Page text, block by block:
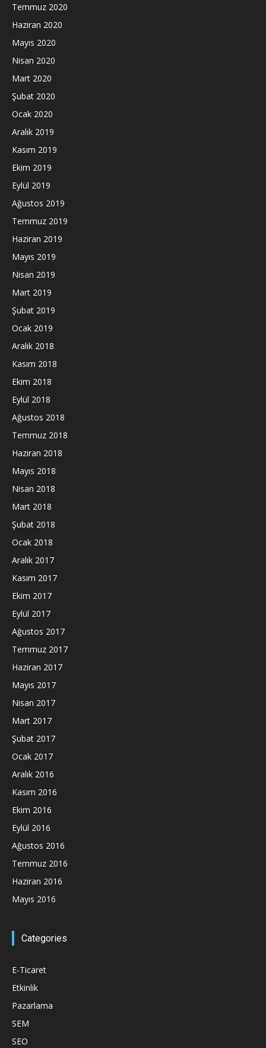
Temmuz 2020
Haziran 2020
Mayıs 2020
Nisan 2020
Mart 2020
Şubat 2020
Ocak 2020
Aralık 2019
Kasım 2019
Ekim 2019
Eylül 2019
Ağustos 2019
Temmuz 2019
Haziran 2019
Mayıs 2019
Nisan 2019
Mart 2019
Şubat 2019
Ocak 2019
Aralık 2018
Kasım 2018
Ekim 2018
Eylül 2018
Ağustos 2018
Temmuz 2018
Haziran 2018
Mayıs 2018
Nisan 2018
Mart 2018
Şubat 2018
Ocak 2018
Aralık 2017
Kasım 2017
Ekim 2017
Eylül 2017
Ağustos 2017
Temmuz 2017
Haziran 2017
Mayıs 2017
Nisan 2017
Mart 2017
Şubat 2017
Ocak 2017
Aralık 2016
Kasım 2016
Ekim 2016
Eylül 2016
Ağustos 2016
Temmuz 2016
Haziran 2016
Mayıs 2016
Categories
E-Ticaret
Etkinlik
Pazarlama
SEM
SEO